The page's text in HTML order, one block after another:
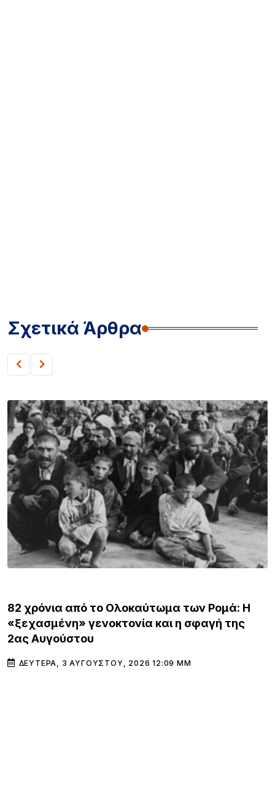
Σχετικά Άρθρα
82 χρόνια από το Ολοκαύτωμα των Ρομά: Η
«ξεχασμένη» γενοκτονία και η σφαγή της
2ας Αυγούστου
ΔΕΥΤΈΡΑ, 3 ΑΥΓΟΎΣΤΟΥ, 2026 12:09 ΜΜ